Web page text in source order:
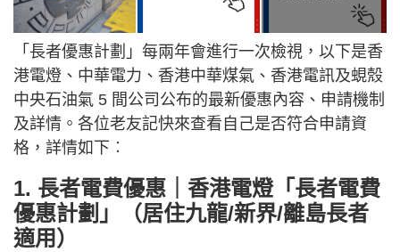
「長者優惠計劃」每兩年會進行一次檢視，以下是香
港電燈、中華電力、香港中華煤氣、香港電訊及蜆殼
中央石油氣 5 間公司公布的最新優惠內容、申請機制
及詳情。各位老友記快來查看自己是否符合申請資
格，詳情如下︰
1. 長者電費優惠｜香港電燈「長者電費
優惠計劃」（居住九龍/新界/離島長者
適用）